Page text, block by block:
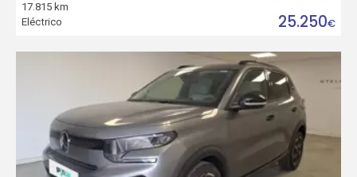
17.815 km
Eléctrico
25.250€